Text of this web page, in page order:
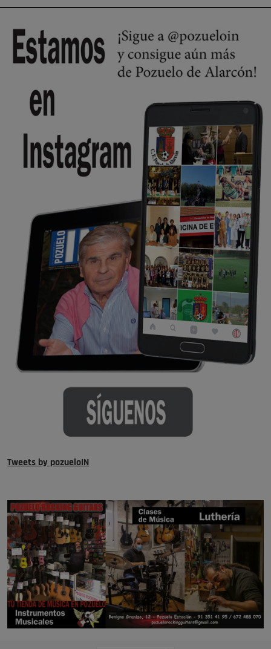
🔴 EXCLUSIVA | El comisario de la …
Wayne Rooney era el comisario de pozuelo?
Pozuelo de Alarcón
🔴 EXCLUSIVA | El comisario de la …
Tweets by pozueloIN